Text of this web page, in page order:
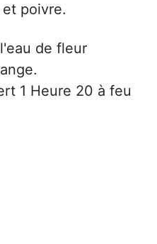
poivre.
de fleur
1 Heure 20 à feu